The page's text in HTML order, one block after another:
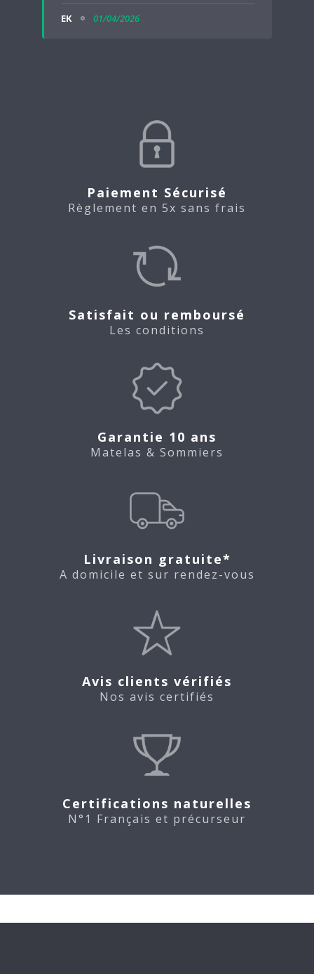
EK 01/04/2026
Paiement Sécurisé
Règlement en 5x sans frais
Satisfait ou remboursé
Les conditions
Garantie 10 ans
Matelas & Sommiers
Livraison gratuite*
A domicile et sur rendez-vous
Avis clients vérifiés
Nos avis certifiés
Certifications naturelles
N°1 Français et précurseur